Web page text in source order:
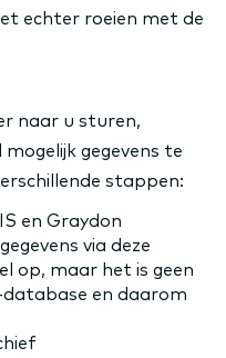
echter roeien met de
naar u sturen,
gegevens te
stappen:
en Graydon
via deze
op, maar het is geen
database en daarom